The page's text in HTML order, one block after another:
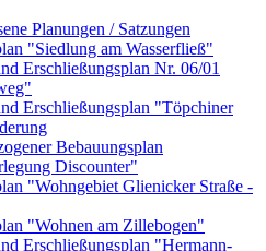
Planungen / Satzungen
"Siedlung am Wasserfließ"
Erschließungsplan Nr. 06/01
Erschließungsplan "Töpchiner
Bebauungsplan
Discounter"
"Wohngebiet Glienicker Straße -
"Wohnen am Zillebogen"
Erschließungsplan "Hermann-